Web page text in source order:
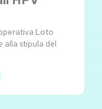
Loto
alla stipula del